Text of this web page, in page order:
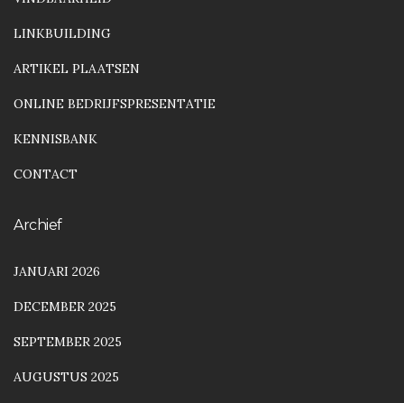
LINKBUILDING
ARTIKEL PLAATSEN
ONLINE BEDRIJFSPRESENTATIE
KENNISBANK
CONTACT
Archief
JANUARI 2026
DECEMBER 2025
SEPTEMBER 2025
AUGUSTUS 2025